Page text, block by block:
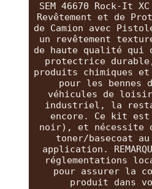
SEM 46670 Rock-It
Revêtement et de
de Camion avec
un revêtement
de haute qualité
protectrice
produits chimiques
pour les bennes
véhicules de
industriel, la
encore. Ce kit est
noir), et nécessite
toner/basecoat
application.
réglementations
pour assurer la
produit dans